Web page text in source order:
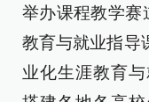
举办课程教学赛
教育与就业指导
业化生涯教育